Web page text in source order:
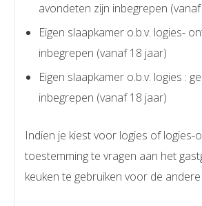
avondeten zijn inbegrepen
Eigen slaapkamer o.b.v. logies-
inbegrepen (vanaf 18 jaar)
Eigen slaapkamer o.b.v. logies :
inbegrepen (vanaf 18 jaar)
Indien je kiest voor logies of logies-
toestemming te vragen aan het
keuken te gebruiken voor de